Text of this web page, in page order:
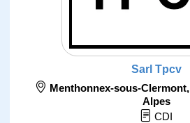
Sarl Tpcv
Menthonnex-sous-Clermont,
Alpes
CDI